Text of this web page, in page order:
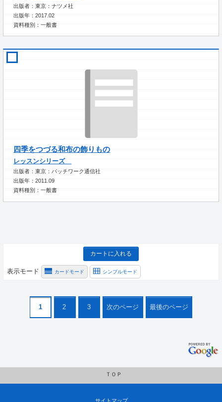
出版者：東京：ナツメ社
出版年：2017.02
資料種別：一般書
四季をつづる和布の飾りもの
レッスンシリーズ
出版者：東京：パッチワーク通信社
出版年：2011.09
資料種別：一般書
カートに入れる
表示モード カードモード シンプルモード
1 2 3 次のページ 最後のページ
ＴＯＰ
サイトマップ